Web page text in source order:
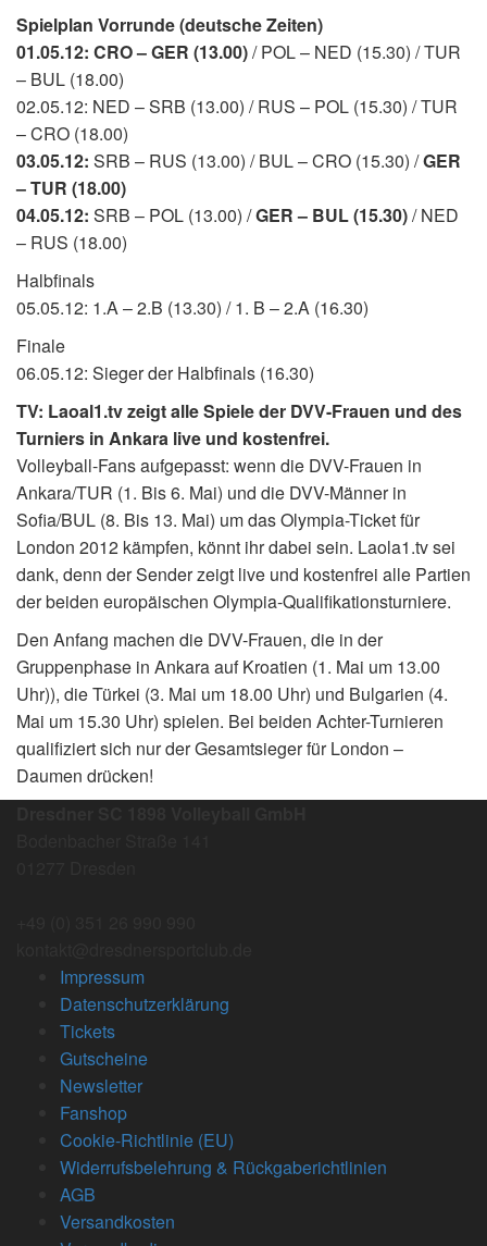
Spielplan Vorrunde (deutsche Zeiten)
01.05.12: CRO – GER (13.00)/ POL – NED (15.30) / TUR
– BUL (18.00)
02.05.12: NED – SRB (13.00) / RUS – POL (15.30) / TUR
– CRO (18.00)
03.05.12: SRB – RUS (13.00) / BUL – CRO (15.30) /GER
– TUR (18.00)
04.05.12: SRB – POL (13.00) /GER – BUL (15.30)/ NED
– RUS (18.00)
Halbfinals
05.05.12: 1.A – 2.B (13.30) / 1. B – 2.A (16.30)
Finale
06.05.12: Sieger der Halbfinals (16.30)
TV: Laoal1.tv zeigt alle Spiele der DVV-Frauen und des
Turniers in Ankara live und kostenfrei.
Volleyball-Fans aufgepasst: wenn die DVV-Frauen in
Ankara/TUR (1. Bis 6. Mai) und die DVV-Männer in
Sofia/BUL (8. Bis 13. Mai) um das Olympia-Ticket für
London 2012 kämpfen, könnt ihr dabei sein. Laola1.tv sei
dank, denn der Sender zeigt live und kostenfrei alle Partien
der beiden europäischen Olympia-Qualifikationsturniere.
Den Anfang machen die DVV-Frauen, die in der
Gruppenphase in Ankara auf Kroatien (1. Mai um 13.00
Uhr)), die Türkei (3. Mai um 18.00 Uhr) und Bulgarien (4.
Mai um 15.30 Uhr) spielen. Bei beiden Achter-Turnieren
qualifiziert sich nur der Gesamtsieger für London –
Daumen drücken!
Impressum
Datenschutzerklärung
Tickets
Gutscheine
Newsletter
Fanshop
Cookie-Richtlinie (EU)
Widerrufsbelehrung & Rückgaberichtlinien
AGB
Versandkosten